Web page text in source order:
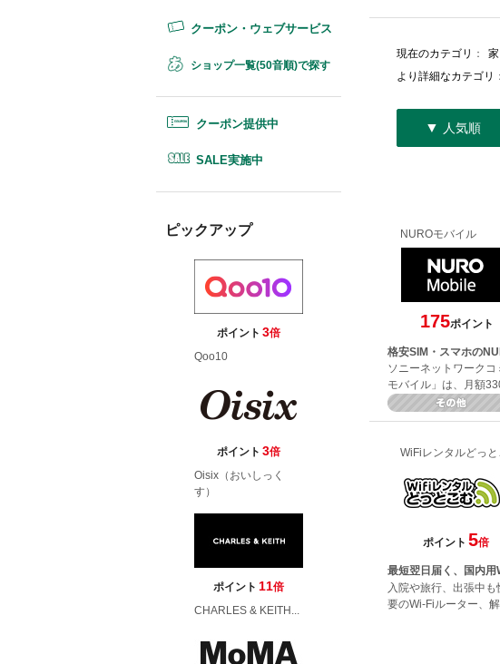
クーポン・ウェブサービス
ショップ一覧(50音順)で探す
クーポン提供中
SALE実施中
ピックアップ
ポイント 3倍
Qoo10
ポイント 3倍
Oisix（おいしっく
す）
ポイント 11倍
CHARLES & KEITH...
現在のカテゴリ ：
より詳細なカテゴリ ：
▼ 人気順
NUROモバイル
175ポイント
格安SIM・スマホの
ソニーネットワーク
モバイル」は、月額
WiFiレンタルどっ
ポイント 5倍
最短翌日届く、国内用
入院や旅行、出張中
要のWi-Fiルーター、解